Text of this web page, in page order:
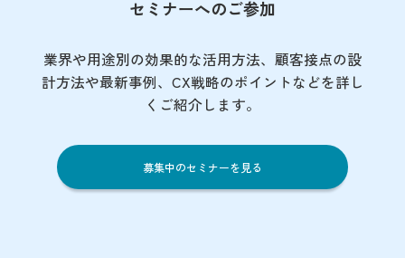
セミナーへのご参加
業界や用途別の効果的な活用方法、顧客接点の設
計方法や最新事例、CX戦略のポイントなどを詳し
くご紹介します。
募集中のセミナーを見る